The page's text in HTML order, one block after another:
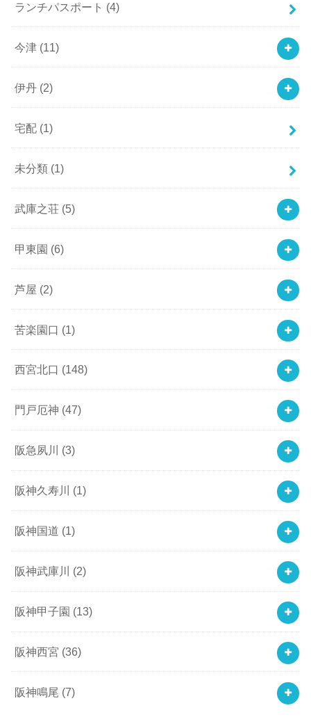
ランチパスポート (4)
今津 (11)
伊丹 (2)
宅配 (1)
未分類 (1)
武庫之荘 (5)
甲東園 (6)
芦屋 (2)
苦楽園口 (1)
西宮北口 (148)
門戸厄神 (47)
阪急夙川 (3)
阪神久寿川 (1)
阪神国道 (1)
阪神武庫川 (2)
阪神甲子園 (13)
阪神西宮 (36)
阪神鳴尾 (7)